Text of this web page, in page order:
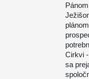
Cirkvi
sa